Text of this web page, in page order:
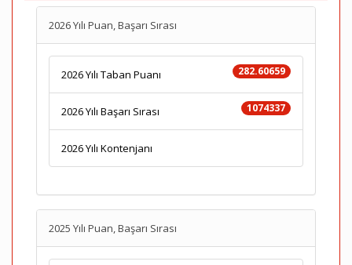
2026 Yılı Puan, Başarı Sırası
282.60659
2026 Yılı Taban Puanı
1074337
2026 Yılı Başarı Sırası
2026 Yılı Kontenjanı
2025 Yılı Puan, Başarı Sırası